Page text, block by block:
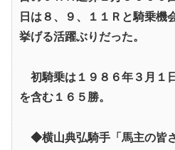
日は８、９、１１Ｒと騎乗機
挙げる活躍ぶりだった。
初騎乗は１９８６年３月１
を含む１６５勝。
◆横山典弘騎手「馬主の皆